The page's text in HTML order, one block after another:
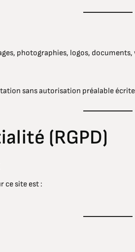
photographies, logos,
sans autorisation préalable écrite
(RGPD)
ce site est :